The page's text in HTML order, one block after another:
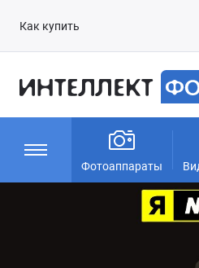
Как купить
Фотоаппараты